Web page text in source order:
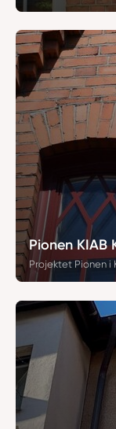
Pionen KIAB